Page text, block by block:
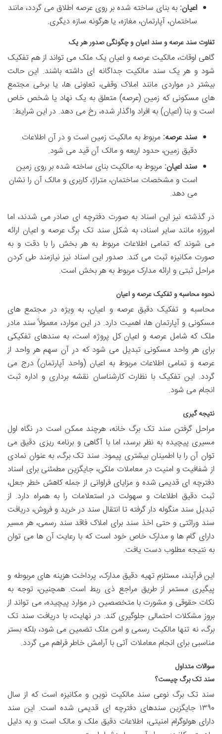
اعیان: به بنای ساخته شده بر روی عرصه اطلاق می گردد، مانند
ساختمان، آپارتمان، مغازه، یا هرگونه سازه دیگری.
تفاوت سند عرصه و سند اعیان و چگونگی صدور هر یک
گاهی اوقات، مالکیت عرصه و اعیان یک ملک می تواند از هم تفکیک
شود و هر یک سند مالکیت جداگانه ای داشته باشند. این حالت
بیشتر در مواردی مانند املاک وقفی، تعاونی ها، یا برخی مجتمع
های مسکونی که زمین (عرصه) متعلق به یک نهاد یا شخص خاص
است و بنا (اعیان) به افراد واگذار شده، رخ می دهد. در این شرایط:
سند عرصه: مربوط به مالکیت زمین است و در آن اطلاعات
دقیق زمین، حدود اربعه و مالک آن قید می شود.
سند اعیان: مربوط به مالکیت بنای ساخته شده بر روی زمین
است و مشخصات ساختمان، متراژ، کاربری و مالک آن را نشان
می دهد.
در گذشته نیز این اسناد به صورت دفترچه ای صادر می شدند، اما
امروزه مانند سایر اسناد، به شکل سند تک برگ عرصه و اعیان ارائه
می شوند که تمامی اطلاعات مربوط به هر بخش را با دقت و به
صورت مکانیزه ثبت می کند. صدور این اسناد نیز نیازمند طی کردن
مراحل ثبتی و ارائه مدارک مربوط به هر بخش است.
نحوه محاسبه و تفکیک عرصه و اعیان
محاسبه و تفکیک دقیق عرصه و اعیان، به ویژه در مجتمع های
مسکونی و آپارتمان ها، اهمیت دارد. در این موارد، معمولاً سند مادر
ملک که شامل عرصه و اعیان کل پروژه است، به سندهای تفکیکی
برای هر واحد مسکونی تبدیل می شود که در آن سهم هر واحد از
عرصه و تمامی اطلاعات مربوط به اعیان (واحد آپارتمان) درج می
گردد. این تفکیک با نظارت کارشناسان نقشه برداری و اداره ثبت
انجام می شود.
نتیجه گیری
مراحل گرفتن سند تک برگ خانه، هرچند ممکن است در نگاه اول
مسیری پیچیده به نظر برسد، اما با آگاهی و برنامه ریزی دقیق می
توان آن را با اطمینان بیشتری پیمود. سند تک برگ، به عنوان نمادی
از شفافیت و امنیت در معاملات ملکی، جایگزین مطمئنی برای اسناد
دفترچه ای قدیمی شده و مزایای فراوانی از جمله کاهش خطر جعل،
ثبت دقیق اطلاعات و سهولت در استعلامات را به همراه دارد. از
تبدیل سند منگوله دار گرفته تا انتقال سند در خرید و فروش، دریافت
سند وراثتی و حتی اخذ سند برای املاک فاقد سند رسمی، هر مسیر
دارای گام ها و مدارک خاص خود است که با رعایت آن ها می توان
به نتیجه مطلوب دست یافت.
این فرآیند، مستلزم تهیه دقیق مدارک، پرداخت هزینه های مربوطه و
پیگیری مستمر از طریق مراجع ذی ربط است. همچنین، توجه به
نکات حقوقی و مشورت با متخصصین در موارد پیچیده، می تواند از
بروز مشکلات احتمالی جلوگیری کند. در نهایت، با دریافت سند تک
برگ، نه تنها مالکیت رسمی و امن ملک تضمین می شود، بلکه بستر
مناسبی برای انجام معاملات آتی با آرامش خاطر فراهم می گردد.
سوالات متداول
سند تک برگ چیست؟
سند تک برگ نوعی سند مالکیت نوین و مکانیزه است که از سال
۱۳۹۰ جایگزین سندهای دفترچه ای قدیمی شده است. این سند
دارای هولوگرام امنیتی، اطلاعات دقیق ملک و مالک است و به دلیل